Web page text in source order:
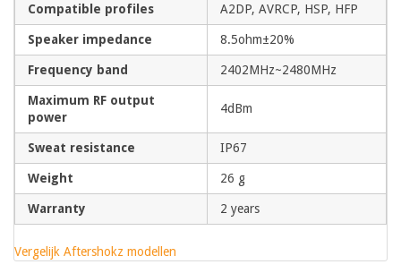
Compatible profiles A2DP, AVRCP, HSP, HFP
Speaker impedance 8.5ohm±20%
Frequency band 2402MHz~2480MHz
Maximum RF output
power
4dBm
Sweat resistance IP67
Weight 26 g
Warranty 2 years
Vergelijk Aftershokz modellen